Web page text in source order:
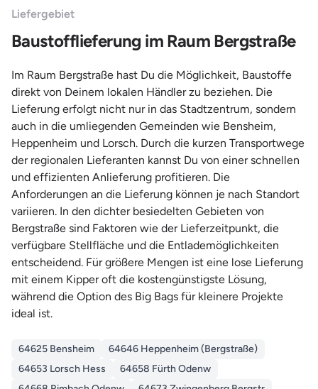
Liefergebiet
Baustofflieferung im Raum Bergstraße
Im Raum Bergstraße hast Du die Möglichkeit, Baustoffe
direkt von Deinem lokalen Händler zu beziehen. Die
Lieferung erfolgt nicht nur in das Stadtzentrum, sondern
auch in die umliegenden Gemeinden wie Bensheim,
Heppenheim und Lorsch. Durch die kurzen Transportwege
der regionalen Lieferanten kannst Du von einer schnellen
und effizienten Anlieferung profitieren. Die
Anforderungen an die Lieferung können je nach Standort
variieren. In den dichter besiedelten Gebieten von
Bergstraße sind Faktoren wie der Lieferzeitpunkt, die
verfügbare Stellfläche und die Entlademöglichkeiten
entscheidend. Für größere Mengen ist eine lose Lieferung
mit einem Kipper oft die kostengünstigste Lösung,
während die Option des Big Bags für kleinere Projekte
ideal ist.
64625 Bensheim
64646 Heppenheim (Bergstraße)
64653 Lorsch Hess
64658 Fürth Odenw